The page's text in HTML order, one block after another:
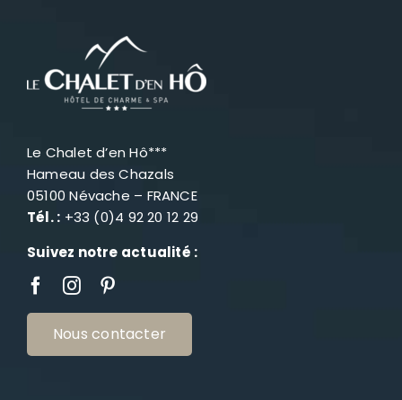
Le Chalet d’en Hô***
Hameau des Chazals
05100 Névache – FRANCE
Tél. : +33 (0)4 92 20 12 29
Suivez notre actualité :
Nous contacter